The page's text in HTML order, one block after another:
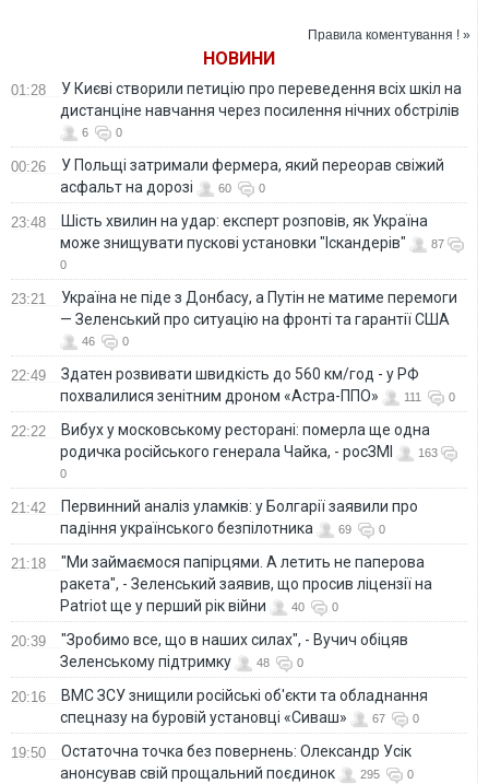
мнение
Правила коментування ! »
НОВИНИ
01:28
У Києві створили петицію про переведення всіх шкіл на
дистанціне навчання через посилення нічних обстрілів
6 0
00:26
У Польщі затримали фермера, який переорав свіжий
асфальт на дорозі
60 0
23:48
Шість хвилин на удар: експерт розповів, як Україна
може знищувати пускові установки "Іскандерів"
87
0
23:21
Україна не піде з Донбасу, а Путін не матиме перемоги
— Зеленський про ситуацію на фронті та гарантії США
46 0
22:49
Здатен розвивати швидкість до 560 км/год - у РФ
похвалилися зенітним дроном «Астра-ППО»
111 0
22:22
Вибух у московському ресторані: померла ще одна
родичка російського генерала Чайка, - росЗМІ
163
0
21:42
Первинний аналіз уламків: у Болгарії заявили про
падіння українського безпілотника
69 0
21:18
"Ми займаємося папірцями. А летить не паперова
ракета", - Зеленський заявив, що просив ліцензії на
Patriot ще у перший рік війни
40 0
20:39
"Зробимо все, що в наших силах", - Вучич обіцяв
Зеленському підтримку
48 0
20:16
ВМС ЗСУ знищили російські об'єкти та обладнання
спецназу на буровій установці «Сиваш»
67 0
19:50
Остаточна точка без повернень: Олександр Усік
анонсував свій прощальний поєдинок
295 0